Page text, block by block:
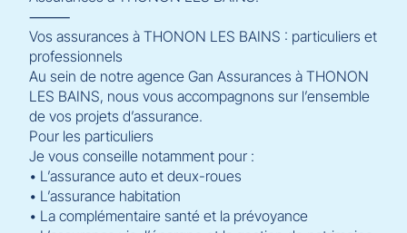
⸻
Vos assurances à THONON LES BAINS : particuliers et
professionnels
Au sein de notre agence Gan Assurances à THONON
LES BAINS, nous vous accompagnons sur l’ensemble
de vos projets d’assurance.
Pour les particuliers
Je vous conseille notamment pour :
• L’assurance auto et deux-roues
• L’assurance habitation
• La complémentaire santé et la prévoyance